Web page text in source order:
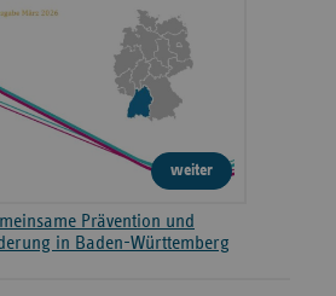
weiter
Prävention und
in Baden-Württemberg